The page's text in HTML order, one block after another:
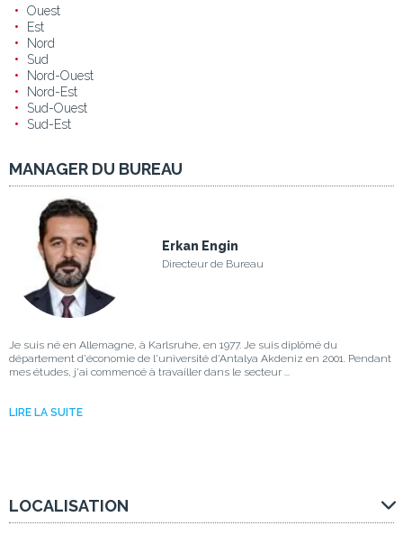
Ouest
Est
Nord
Sud
Nord-Ouest
Nord-Est
Sud-Ouest
Sud-Est
MANAGER DU BUREAU
Erkan Engin
Directeur de Bureau
Je suis né en Allemagne, à Karlsruhe, en 1977. Je suis diplômé du
département d'économie de l'université d'Antalya Akdeniz en 2001. Pendant
mes études, j'ai commencé à travailler dans le secteur ...
LIRE LA SUITE
LOCALISATION